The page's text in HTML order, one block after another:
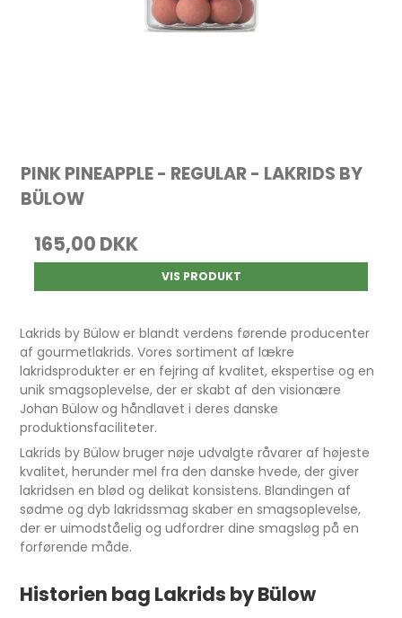
PINK PINEAPPLE - REGULAR - LAKRIDS BY
BÜLOW
165,00 DKK
VIS PRODUKT
Lakrids by Bülow er blandt verdens førende producenter
af gourmetlakrids. Vores sortiment af lækre
lakridsprodukter er en fejring af kvalitet, ekspertise og en
unik smagsoplevelse, der er skabt af den visionære
Johan Bülow og håndlavet i deres danske
produktionsfaciliteter.
Lakrids by Bülow bruger nøje udvalgte råvarer af højeste
kvalitet, herunder mel fra den danske hvede, der giver
lakridsen en blød og delikat konsistens. Blandingen af
sødme og dyb lakridssmag skaber en smagsoplevelse,
der er uimodståelig og udfordrer dine smagsløg på en
forførende måde.
Historien bag Lakrids by Bülow